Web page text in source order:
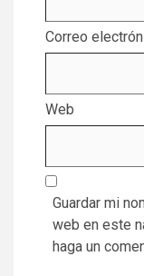
Correo
Web
Guardar mi
web en este
haga un